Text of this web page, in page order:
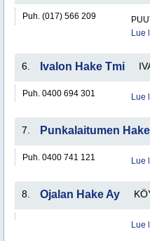
Puh. (017) 566 209
Lue
6. Ivalon Hake Tmi
Puh. 0400 694 301 Lue
7. Punkalaitumen
Puh. 0400 741 121 Lue
8. Ojalan Hake Ay
Lue